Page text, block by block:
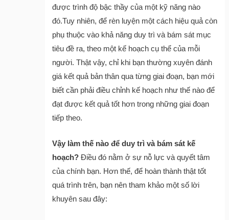
được trình độ bậc thầy của một kỹ năng nào
đó.Tuy nhiên, để rèn luyện một cách hiệu quả còn
phụ thuộc vào khả năng duy trì và bám sát mục
tiêu đề ra, theo một kế hoạch cụ thể của mỗi
người. Thật vậy, chỉ khi bạn thường xuyên đánh
giá kết quả bản thân qua từng giai đoạn, bạn mới
biết cần phải điều chỉnh kế hoạch như thế nào để
đạt được kết quả tốt hơn trong những giai đoạn
tiếp theo.
Vậy làm thế nào để duy trì và bám sát kế
hoạch? Điều đó nằm ở sự nỗ lực và quyết tâm
của chính bạn. Hơn thế, để hoàn thành thật tốt
quá trình trên, bạn nên tham khảo một số lời
khuyên sau đây: